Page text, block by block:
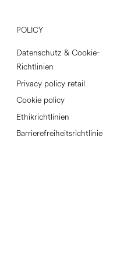
POLICY
Datenschutz & Cookie-
Richtlinien
Privacy policy retail
Cookie policy
Ethikrichtlinien
Barrierefreiheitsrichtlinie